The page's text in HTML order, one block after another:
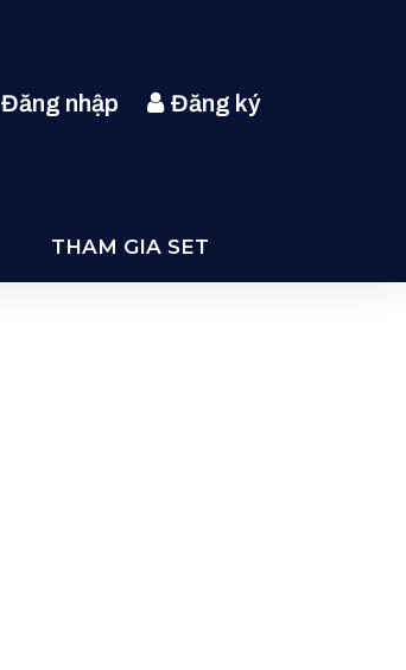
Đăng nhập Đăng ký
THAM GIA SET